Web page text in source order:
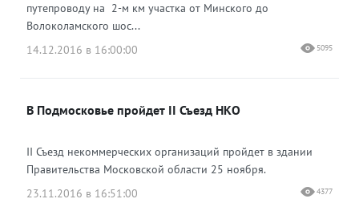
путепроводу на 2-м км участка от Минского до
Волоколамского шос...
14.12.2016 в 16:00:00
5095
В Подмосковье пройдет II Съезд НКО
II Съезд некоммерческих организаций пройдет в здании
Правительства Московской области 25 ноября.
23.11.2016 в 16:51:00
4377